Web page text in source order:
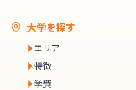
大学を探す
エリア
特徴
学費